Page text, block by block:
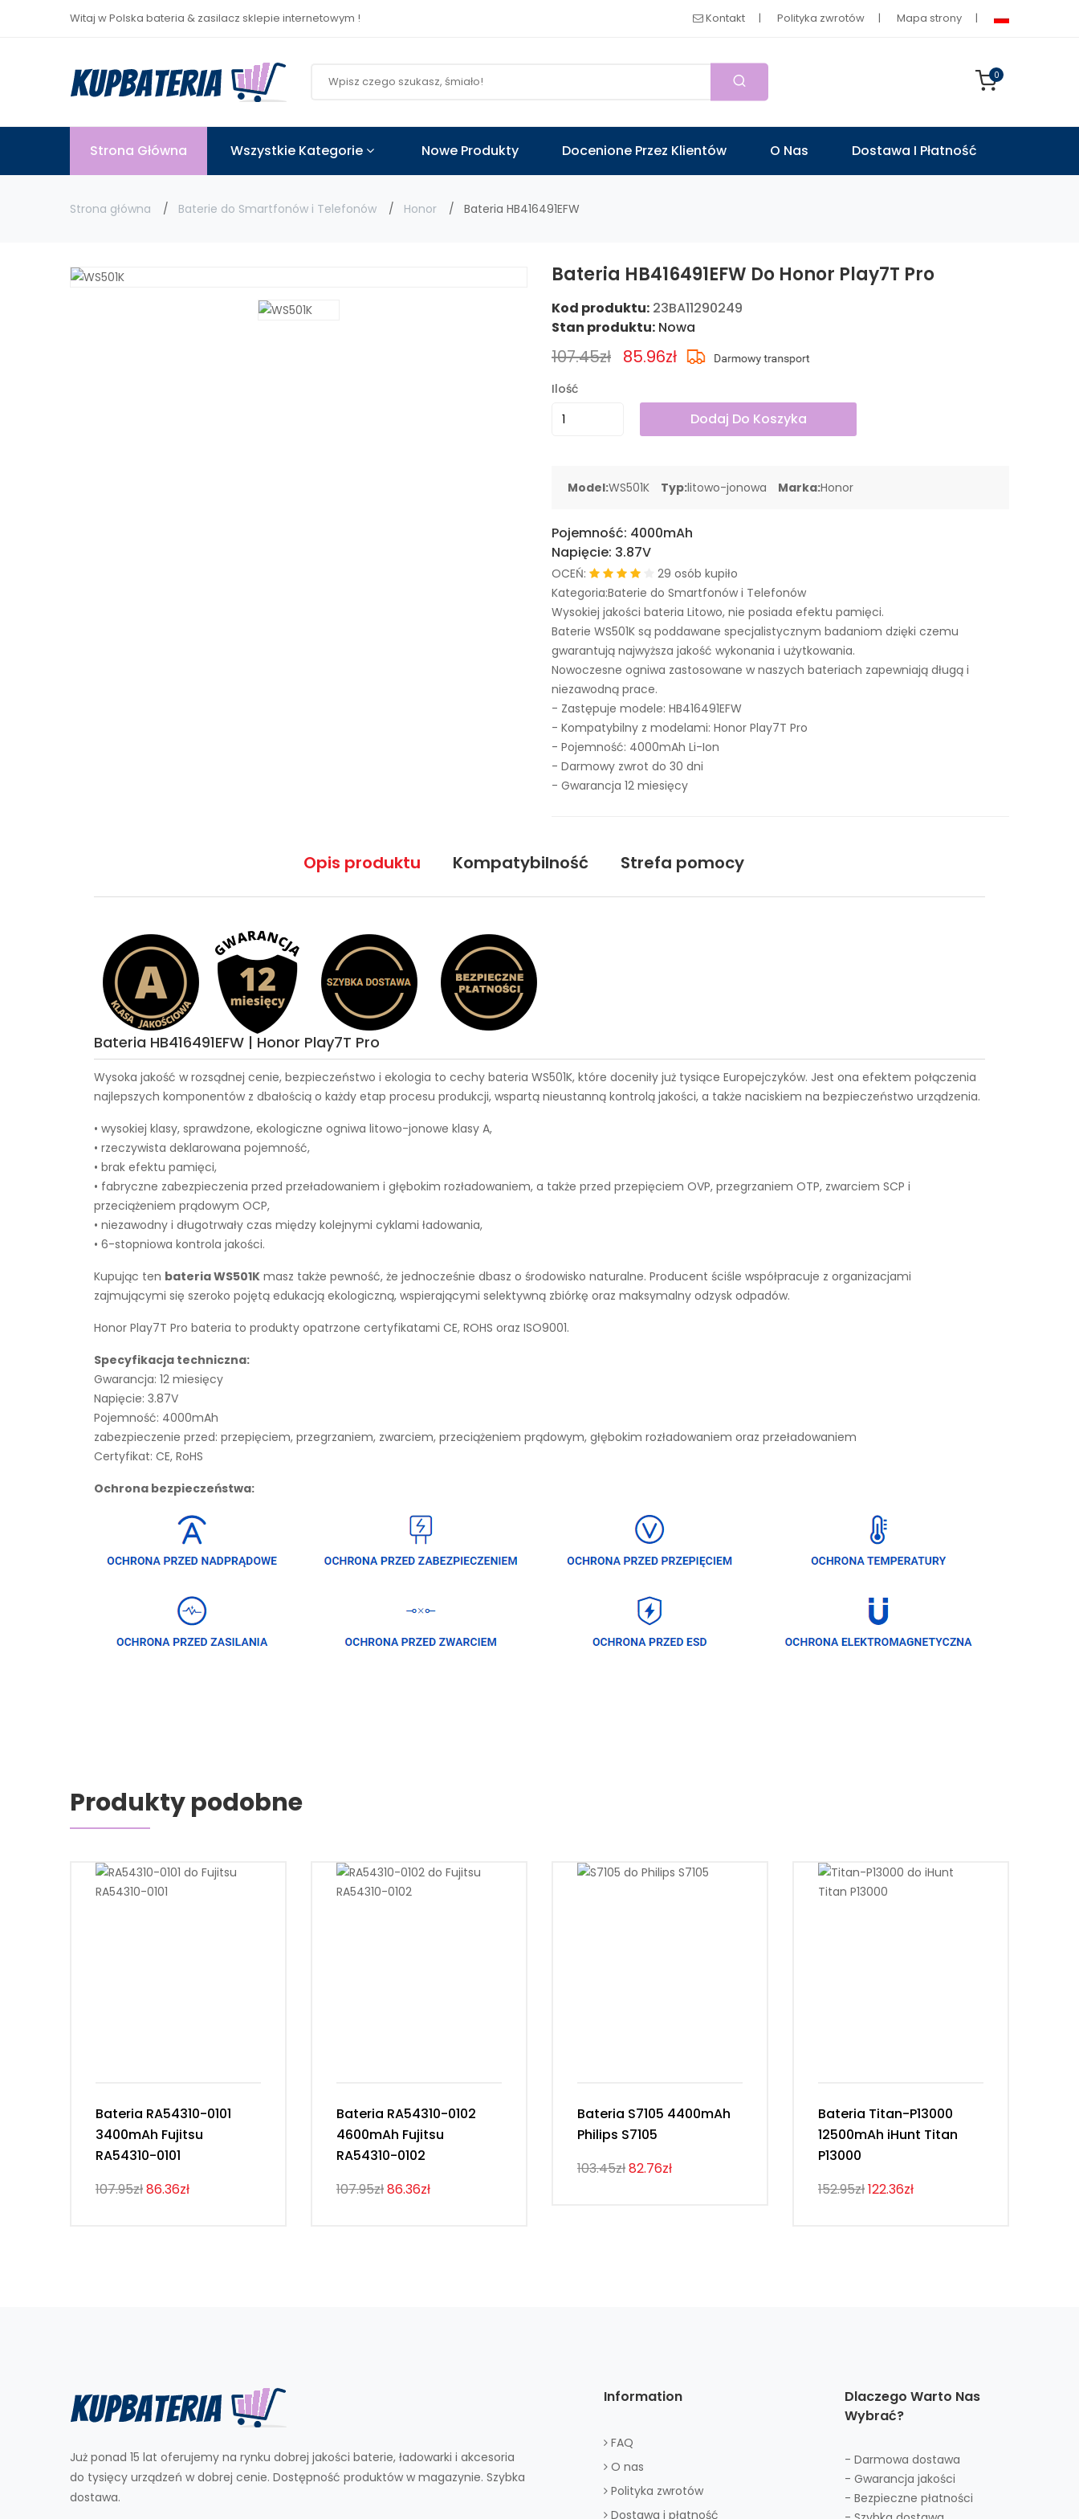
Witaj w Polska bateria & zasilacz sklepie internetowym ! Kontakt Polityka zwrotów Mapa strony
0
Strona Główna Wszystkie Kategorie Nowe Produkty Docenione Przez Klientów O Nas Dostawa I Płatność
Strona główna Baterie do Smartfonów i Telefonów Honor Bateria HB416491EFW
Bateria HB416491EFW Do Honor Play7T Pro
Kod produktu: 23BA11290249
Stan produktu: Nowa
107.45zł 85.96zł
Ilość
Dodaj Do Koszyka
Model:WS501K Typ:litowo-jonowa Marka:Honor
Pojemność: 4000mAh
Napięcie: 3.87V
OCEŃ:
29 osób kupiło
Kategoria:Baterie do Smartfonów i Telefonów
Wysokiej jakości bateria Litowo, nie posiada efektu pamięci.
Baterie WS501K są poddawane specjalistycznym badaniom dzięki czemu
gwarantują najwyższa jakość wykonania i użytkowania.
Nowoczesne ogniwa zastosowane w naszych bateriach zapewniają długą i
niezawodną prace.
- Zastępuje modele: HB416491EFW
- Kompatybilny z modelami: Honor Play7T Pro
- Pojemność: 4000mAh Li-Ion
- Darmowy zwrot do 30 dni
- Gwarancja 12 miesięcy
Opis produktu Kompatybilność Strefa pomocy
Bateria HB416491EFW | Honor Play7T Pro
Wysoka jakość w rozsądnej cenie, bezpieczeństwo i ekologia to cechy bateria WS501K, które doceniły już tysiące Europejczyków. Jest ona efektem połączenia
najlepszych komponentów z dbałością o każdy etap procesu produkcji, wspartą nieustanną kontrolą jakości, a także naciskiem na bezpieczeństwo urządzenia.
• wysokiej klasy, sprawdzone, ekologiczne ogniwa litowo-jonowe klasy A,
• rzeczywista deklarowana pojemność,
• brak efektu pamięci,
• fabryczne zabezpieczenia przed przeładowaniem i głębokim rozładowaniem, a także przed przepięciem OVP, przegrzaniem OTP, zwarciem SCP i
przeciążeniem prądowym OCP,
• niezawodny i długotrwały czas między kolejnymi cyklami ładowania,
• 6-stopniowa kontrola jakości.
Kupując ten bateria WS501K masz także pewność, że jednocześnie dbasz o środowisko naturalne. Producent ściśle współpracuje z organizacjami
zajmującymi się szeroko pojętą edukacją ekologiczną, wspierającymi selektywną zbiórkę oraz maksymalny odzysk odpadów.
Honor Play7T Pro bateria to produkty opatrzone certyfikatami CE, ROHS oraz ISO9001.
Specyfikacja techniczna:
Gwarancja: 12 miesięcy
Napięcie: 3.87V
Pojemność: 4000mAh
zabezpieczenie przed: przepięciem, przegrzaniem, zwarciem, przeciążeniem prądowym, głębokim rozładowaniem oraz przeładowaniem
Certyfikat: CE, RoHS
Ochrona bezpieczeństwa:
Produkty podobne
Bateria RA54310-0101
3400mAh Fujitsu
RA54310-0101
107.95zł86.36zł
Bateria RA54310-0102
4600mAh Fujitsu
RA54310-0102
107.95zł86.36zł
Bateria S7105 4400mAh
Philips S7105
103.45zł82.76zł
Bateria Titan-P13000
12500mAh iHunt Titan
P13000
152.95zł122.36zł
Już ponad 15 lat oferujemy na rynku dobrej jakości baterie, ładowarki i akcesoria
do tysięcy urządzeń w dobrej cenie. Dostępność produktów w magazynie. Szybka
dostawa.
Information
FAQ
O nas
Polityka zwrotów
Dostawa i płatność
Dlaczego Warto Nas
Wybrać?
- Darmowa dostawa
- Gwarancja jakości
- Bezpieczne płatności